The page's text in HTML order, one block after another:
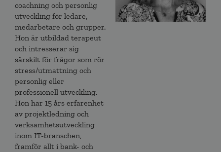
coachning och personlig
utveckling för ledare,
medarbetare och grupper.
Hon är utbildad terapeut
och intresserar sig
särskilt för frågor som rör
stress/utmattning och
personlig eller
professionell utveckling.
Hon har 15 års erfarenhet
av projektledning och
verksamhetsutveckling
inom IT-branschen,
framför allt i bank- och